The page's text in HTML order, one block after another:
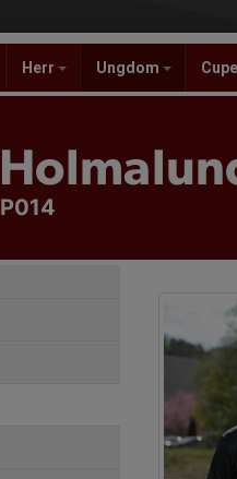
Herr Ungdom
P014